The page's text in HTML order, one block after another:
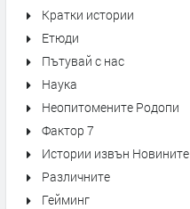
Кратки истории
Етюди
Пътувай с нас
Наука
Неопитомените Родопи
Фактор 7
Истории извън Новините
Различните
Гейминг